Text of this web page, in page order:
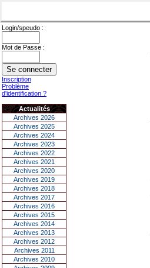
Login/speudo :
Mot de Passe :
Inscription
Problème
d'identification ?
Actualités
Archives 2026
Archives 2025
Archives 2024
Archives 2023
Archives 2022
Archives 2021
Archives 2020
Archives 2019
Archives 2018
Archives 2017
Archives 2016
Archives 2015
Archives 2014
Archives 2013
Archives 2012
Archives 2011
Archives 2010